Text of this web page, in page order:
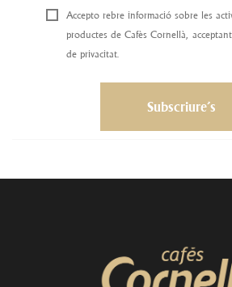
Accepto rebre informació sobre les
productes de Cafès Cornellà,
de privacitat.